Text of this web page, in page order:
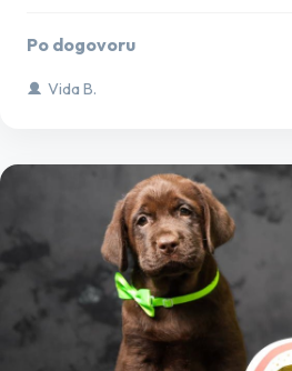
Po dogovoru
Vida B.